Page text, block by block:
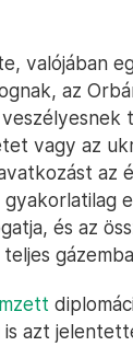
valójában
az
vagy az
az
gyakorlatilag
és az
azt